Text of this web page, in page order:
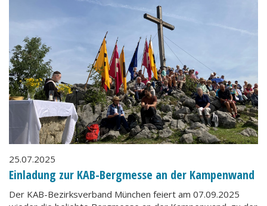
25.07.2025
Einladung zur KAB-Bergmesse an der Kampenwand
Der KAB-Bezirksverband München feiert am 07.09.2025